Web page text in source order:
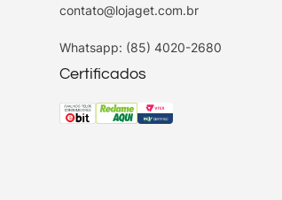
contato@lojaget.com.br
Whatsapp: (85) 4020-2680
Certificados